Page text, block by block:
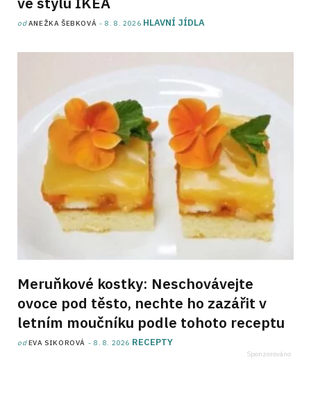
odANEŽKA ŠEBKOVÁ 8. 8. 2026 HLAVNÍ JÍDLA
Meruňkové kostky: Neschovávejte
ovoce pod těsto, nechte ho zazářit v
letním moučníku podle tohoto receptu
odEVA SIKOROVÁ 8. 8. 2026 RECEPTY